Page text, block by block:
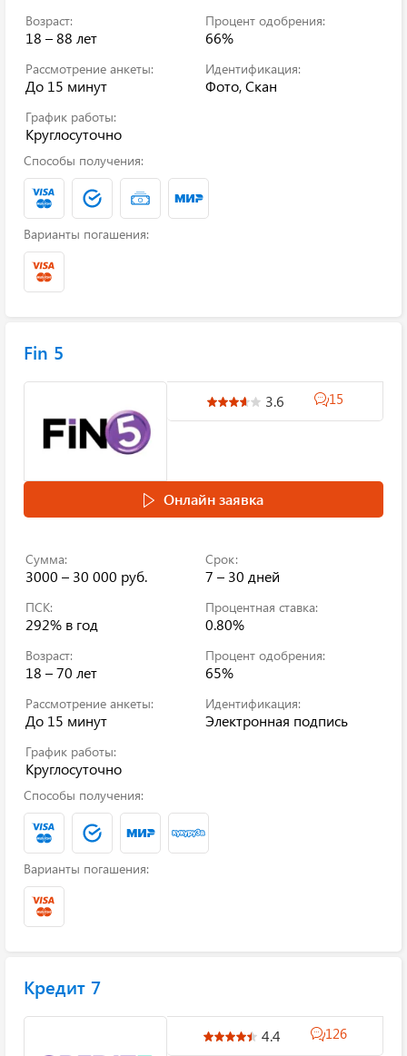
Возраст:
18 – 88 лет
Процент одобрения:
66%
Рассмотрение анкеты:
До 15 минут
Идентификация:
Фото, Скан
График работы:
Круглосуточно
Способы получения:
Варианты погашения:
Fin 5
3.6 15
Онлайн заявка
Сумма:
3000 – 30 000 руб.
Срок:
7 – 30 дней
ПСК:
292% в год
Процентная ставка:
0.80%
Возраст:
18 – 70 лет
Процент одобрения:
65%
Рассмотрение анкеты:
До 15 минут
Идентификация:
Электронная подпись
График работы:
Круглосуточно
Способы получения:
Варианты погашения:
Кредит 7
4.4 126